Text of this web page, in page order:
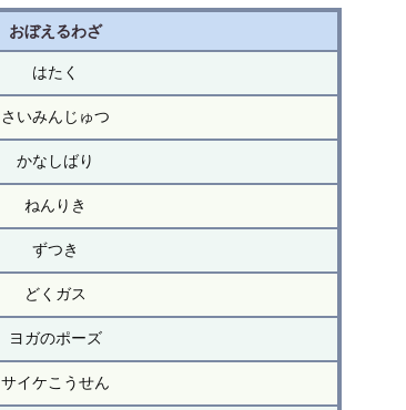
おぼえるわざ
はたく
さいみんじゅつ
かなしばり
ねんりき
ずつき
どくガス
ヨガのポーズ
サイケこうせん